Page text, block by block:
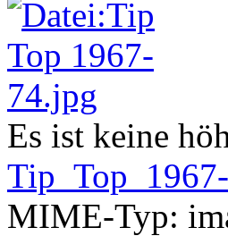
Es ist keine
MIME-Typ: